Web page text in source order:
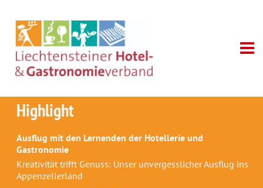
Highlight
Ausflug mit den Lernenden der Hotellerie und
Gastronomie
Kreativität trifft Genuss: Unser unvergesslicher Ausflug ins
Appenzellerland